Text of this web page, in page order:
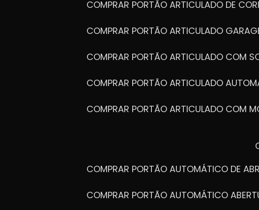
COMPRAR PORTÃO ARTICULADO DE
COMPRAR PORTÃO ARTICULADO
COMPRAR PORTÃO ARTICULADO COM
COMPRAR PORTÃO ARTICULADO
COMPRAR PORTÃO ARTICULADO COM
COMPRAR PORTÃO AUTOMÁTICO DE
COMPRAR PORTÃO AUTOMÁTICO